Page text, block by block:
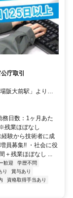
庁取引
阪大前駅」より徒
務日数：1ヶ月あた
残業ほぼなし
験から技術者に成
員募集!! ・社会に役
＋残業ほぼなし ...
歓迎
学歴不問
り
賞与あり
資格取得手当あり